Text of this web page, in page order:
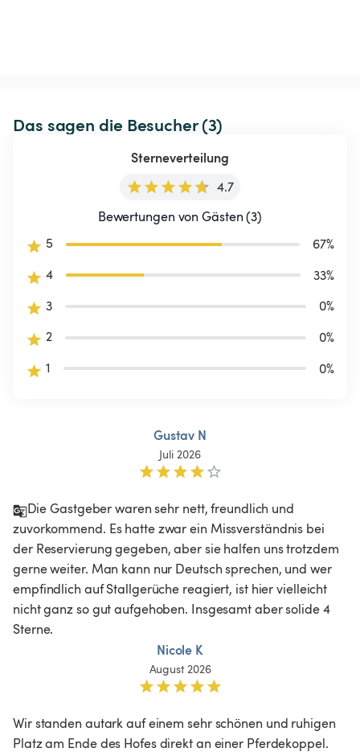
Das sagen die Besucher (3)
Sterneverteilung
4.7
Bewertungen von Gästen (3)
5
67%
4
33%
3
0%
2
0%
1
0%
Gustav N
Juli 2026
Die Gastgeber waren sehr nett, freundlich und
zuvorkommend. Es hatte zwar ein Missverständnis bei
der Reservierung gegeben, aber sie halfen uns trotzdem
gerne weiter. Man kann nur Deutsch sprechen, und wer
empfindlich auf Stallgerüche reagiert, ist hier vielleicht
nicht ganz so gut aufgehoben. Insgesamt aber solide 4
Sterne.
Nicole K
August 2026
Wir standen autark auf einem sehr schönen und ruhigen
Platz am Ende des Hofes direkt an einer Pferdekoppel.